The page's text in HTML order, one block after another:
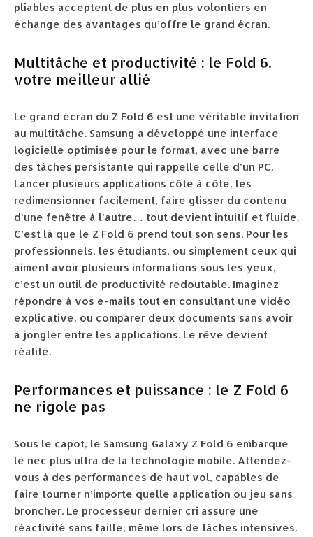
pliables acceptent de plus en plus volontiers en
échange des avantages qu’offre le grand écran.
Multitâche et productivité : le Fold 6,
votre meilleur allié
Le grand écran du Z Fold 6 est une véritable invitation
au multitâche. Samsung a développé une interface
logicielle optimisée pour le format, avec une barre
des tâches persistante qui rappelle celle d’un PC.
Lancer plusieurs applications côte à côte, les
redimensionner facilement, faire glisser du contenu
d’une fenêtre à l’autre… tout devient intuitif et fluide.
C’est là que le Z Fold 6 prend tout son sens. Pour les
professionnels, les étudiants, ou simplement ceux qui
aiment avoir plusieurs informations sous les yeux,
c’est un outil de productivité redoutable. Imaginez
répondre à vos e-mails tout en consultant une vidéo
explicative, ou comparer deux documents sans avoir
à jongler entre les applications. Le rêve devient
réalité.
Performances et puissance : le Z Fold 6
ne rigole pas
Sous le capot, le Samsung Galaxy Z Fold 6 embarque
le nec plus ultra de la technologie mobile. Attendez-
vous à des performances de haut vol, capables de
faire tourner n’importe quelle application ou jeu sans
broncher. Le processeur dernier cri assure une
réactivité sans faille, même lors de tâches intensives.